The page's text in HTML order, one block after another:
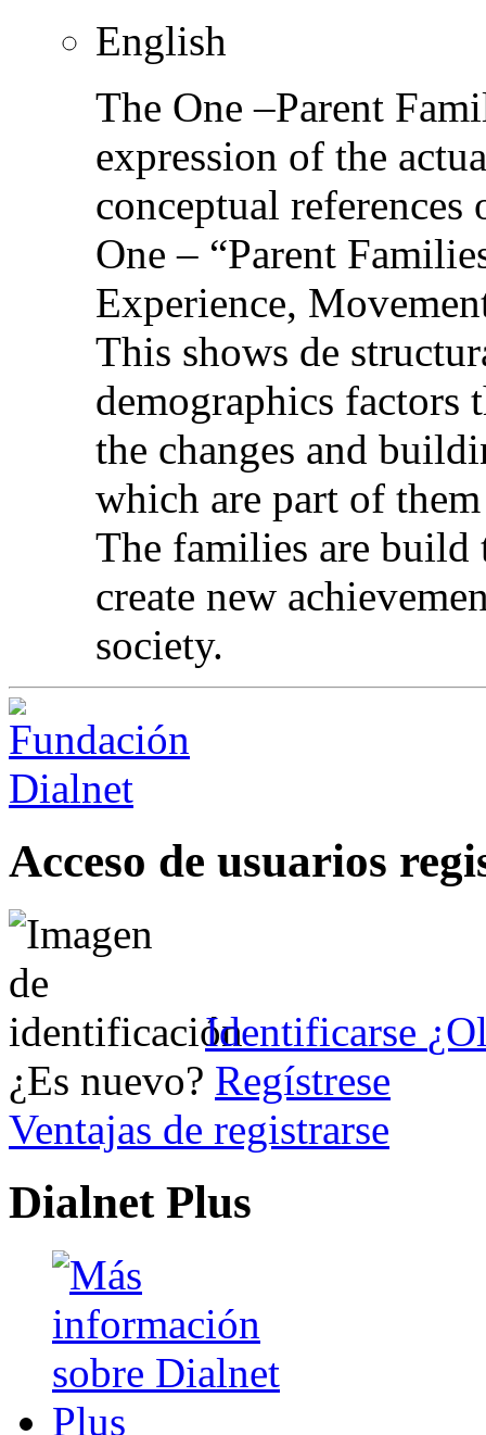
English
The One –Parent
expression of the
conceptual references
One – “Parent
Experience,
This shows de
demographics factors
the changes and
which are part of
The families are build
create new
society.
Acceso de usuarios
Identificarse
¿Es nuevo? Regístrese
Ventajas de registrarse
Dialnet Plus